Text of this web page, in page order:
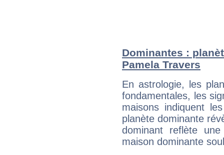
Dominantes :
Pamela Travers
En astrologie, les
fondamentales, les
maisons indiquent
planète dominante
dominant reflète
maison dominante